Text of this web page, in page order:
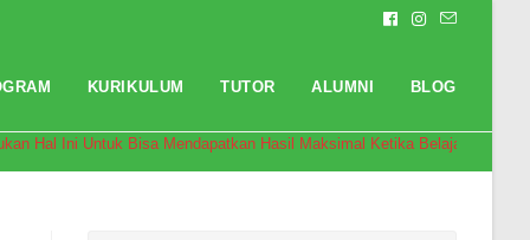
KURIKULUM TUTOR ALUMNI BLOG
Hal Ini Untuk Bisa Mendapatkan Hasil Maksimal Ketika Belajar Bahasa